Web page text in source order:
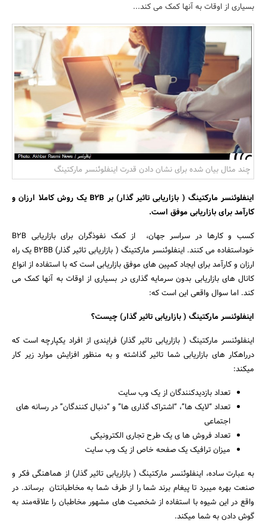
مسکن و ساختمان
بسیاری از اوقات به آنها کمک می کند...
چند مثال بیان شده برای نشان دادن قدرت اینفلوئنسر مارکتینگ
اینفلوئنسر مارکتینگ ( بازاریابی تاثیر گذار) بر B2B یک روش کاملا ارزان و
کارآمد برای بازاریابی موفق است.
کسب و کارها در سراسر جهان، از کمک نفوذگران برای بازاریابی B2B
خوداستفاده می کنند. اینفلوئنسر مارکتینگ ( بازاریابی تاثیر گذار) B2BB یک راه
ارزان و کارآمد برای ایجاد کمپین های موفق بازاریابی است که با استفاده از انواع
کانال های بازاریابی بدون سرمایه گذاری در بسیاری از اوقات به آنها کمک می
کند. اما سوال واقعی این است که:
اینفلوئنسر مارکتینگ ( بازاریابی تاثیر گذار) چیست؟
اینفلوئنسر مارکتینگ ( بازاریابی تاثیر گذار) فرایندی از افراد یکپارچه است که
درراهکار های بازاریابی شما تاثیر گذاشته و به منظور افزایش موارد زیر کار
میکند:
تعداد بازدیدکنندگان از یک وب سایت
تعداد “لایک ها”، “اشتراک گذاری ها” و “دنبال کنندگان” در رسانه های
اجتماعی
تعداد فروش ها ی یک طرح تجاری الکترونیکی
میزان ترافیک یک صفحه خاص از یک وب سایت
به عبارت ساده، اینفلوئنسر مارکتینگ ( بازاریابی تاثیر گذار) از هماهنگی فکر و
صنعت بهره میبرد تا پیغام برند شما را از طرف شما به مخاطبانتان برساند. در
واقع در این شیوه با استفاده از شخصیت های مشهور مخاطبان را علاقه‌مند به
گوش دادن به شما میکند.